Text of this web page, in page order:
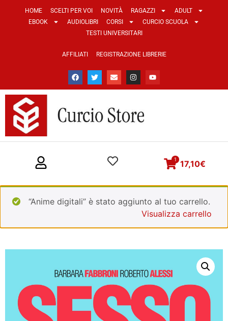
HOME SCELTI PER VOI NOVITÀ RAGAZZI
ADULT
EBOOK
AUDIOLIBRI CORSI
CURCIO SCUOLA
TESTI UNIVERSITARI
AFFILIATI REGISTRAZIONE LIBRERIE
17,10€
1
“Anime digitali” è stato aggiunto al tuo carrello.
Visualizza carrello